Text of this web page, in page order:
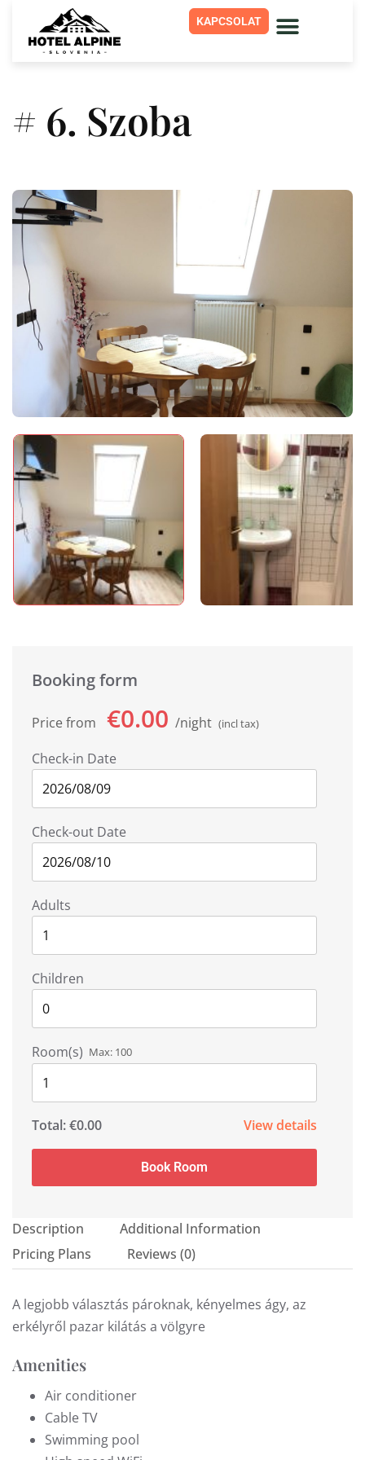
KAPCSOLAT
# 6. Szoba
Description
Additional Information
Pricing Plans
Reviews (0)
A legjobb választás pároknak, kényelmes ágy, az
erkélyről pazar kilátás a völgyre
Amenities
Air conditioner
Cable TV
Swimming pool
Booking form
Price from €0.00 night (incl tax)
Check-in Date
Check-out Date
Adults
Children
Room(s) Max: 100
Total:€0.00 View details
Book Room